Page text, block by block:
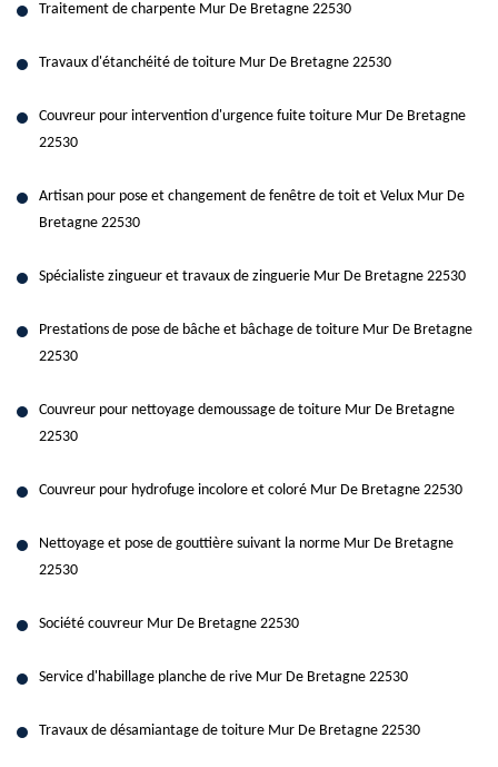
Traitement de charpente Mur De Bretagne 22530
Travaux d'étanchéité de toiture Mur De Bretagne 22530
Couvreur pour intervention d'urgence fuite toiture Mur De Bretagne
22530
Artisan pour pose et changement de fenêtre de toit et Velux Mur De
Bretagne 22530
Spécialiste zingueur et travaux de zinguerie Mur De Bretagne 22530
Prestations de pose de bâche et bâchage de toiture Mur De Bretagne
22530
Couvreur pour nettoyage demoussage de toiture Mur De Bretagne
22530
Couvreur pour hydrofuge incolore et coloré Mur De Bretagne 22530
Nettoyage et pose de gouttière suivant la norme Mur De Bretagne
22530
Société couvreur Mur De Bretagne 22530
Service d'habillage planche de rive Mur De Bretagne 22530
Travaux de désamiantage de toiture Mur De Bretagne 22530